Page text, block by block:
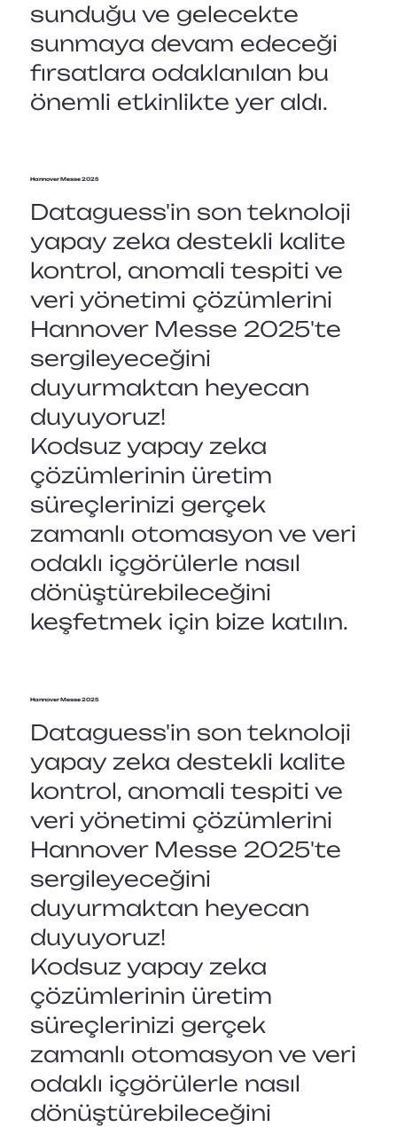
sunduğu ve gelecekte
sunmaya devam edeceği
fırsatlara odaklanılan bu
önemli etkinlikte yer aldı.
Hannover Messe 2025
Dataguess'in son teknoloji
yapay zeka destekli kalite
kontrol, anomali tespiti ve
veri yönetimi çözümlerini
Hannover Messe 2025'te
sergileyeceğini
duyurmaktan heyecan
duyuyoruz!
Kodsuz yapay zeka
çözümlerinin üretim
süreçlerinizi gerçek
zamanlı otomasyon ve veri
odaklı içgörülerle nasıl
dönüştürebileceğini
keşfetmek için bize katılın.
Hannover Messe 2025
Dataguess'in son teknoloji
yapay zeka destekli kalite
kontrol, anomali tespiti ve
veri yönetimi çözümlerini
Hannover Messe 2025'te
sergileyeceğini
duyurmaktan heyecan
duyuyoruz!
Kodsuz yapay zeka
çözümlerinin üretim
süreçlerinizi gerçek
zamanlı otomasyon ve veri
odaklı içgörülerle nasıl
dönüştürebileceğini